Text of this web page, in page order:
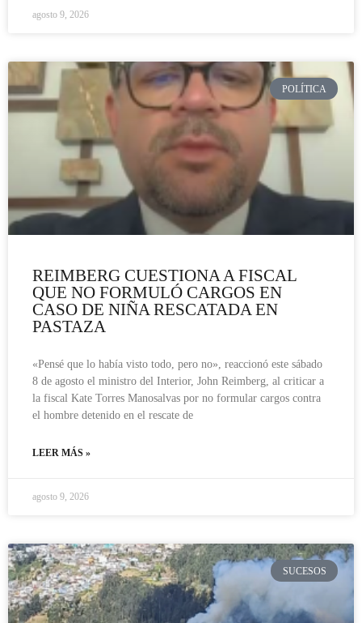
agosto 9, 2026
POLÍTICA
REIMBERG CUESTIONA A FISCAL
QUE NO FORMULÓ CARGOS EN
CASO DE NIÑA RESCATADA EN
PASTAZA
«Pensé que lo había visto todo, pero no», reaccionó este sábado
8 de agosto el ministro del Interior, John Reimberg, al criticar a
la fiscal Kate Torres Manosalvas por no formular cargos contra
el hombre detenido en el rescate de
LEER MÁS »
agosto 9, 2026
SUCESOS